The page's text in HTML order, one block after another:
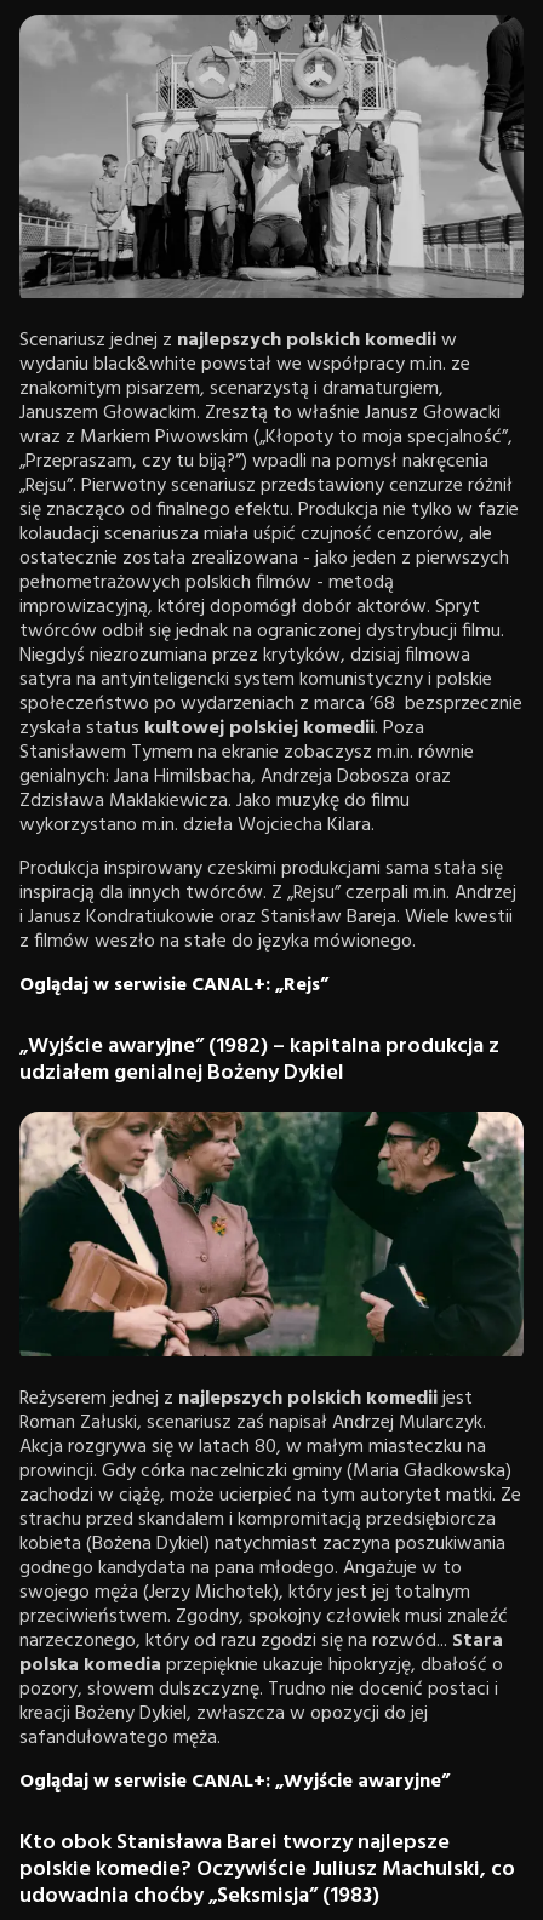
Scenariusz jednej z najlepszych polskich komediiw
wydaniu black&white powstał we współpracy m.in. ze
znakomitym pisarzem, scenarzystą i dramaturgiem,
Januszem Głowackim. Zresztą to właśnie Janusz Głowacki
wraz z Markiem Piwowskim („Kłopoty to moja specjalność”,
„Przepraszam, czy tu biją?”) wpadli na pomysł nakręcenia
„Rejsu”. Pierwotny scenariusz przedstawiony cenzurze różnił
się znacząco od finalnego efektu. Produkcja nie tylko w fazie
kolaudacji scenariusza miała uśpić czujność cenzorów, ale
ostatecznie została zrealizowana - jako jeden z pierwszych
pełnometrażowych polskich filmów - metodą
improwizacyjną, której dopomógł dobór aktorów. Spryt
twórców odbił się jednak na ograniczonej dystrybucji filmu.
Niegdyś niezrozumiana przez krytyków, dzisiaj filmowa
satyra na antyinteligencki system komunistyczny i polskie
społeczeństwo po wydarzeniach z marca ’68 bezsprzecznie
zyskała status kultowej polskiej komedii. Poza
Stanisławem Tymem na ekranie zobaczysz m.in. równie
genialnych: Jana Himilsbacha, Andrzeja Dobosza oraz
Zdzisława Maklakiewicza. Jako muzykę do filmu
wykorzystano m.in. dzieła Wojciecha Kilara.
Produkcja inspirowany czeskimi produkcjami sama stała się
inspiracją dla innych twórców. Z „Rejsu” czerpali m.in. Andrzej
i Janusz Kondratiukowie oraz Stanisław Bareja. Wiele kwestii
z filmów weszło na stałe do języka mówionego.
Oglądaj w serwisie CANAL+: „Rejs”
„Wyjście awaryjne” (1982) – kapitalna produkcja z
udziałem genialnej Bożeny Dykiel
Reżyserem jednej z najlepszych polskich komediijest
Roman Załuski, scenariusz zaś napisał Andrzej Mularczyk.
Akcja rozgrywa się w latach 80, w małym miasteczku na
prowincji. Gdy córka naczelniczki gminy (Maria Gładkowska)
zachodzi w ciążę, może ucierpieć na tym autorytet matki. Ze
strachu przed skandalem i kompromitacją przedsiębiorcza
kobieta (Bożena Dykiel) natychmiast zaczyna poszukiwania
godnego kandydata na pana młodego. Angażuje w to
swojego męża (Jerzy Michotek), który jest jej totalnym
przeciwieństwem. Zgodny, spokojny człowiek musi znaleźć
narzeczonego, który od razu zgodzi się na rozwód... Stara
polska komediaprzepięknie ukazuje hipokryzję, dbałość o
pozory, słowem dulszczyznę. Trudno nie docenić postaci i
kreacji Bożeny Dykiel, zwłaszcza w opozycji do jej
safandułowatego męża.
Oglądaj w serwisie CANAL+: „Wyjście awaryjne”
Kto obok Stanisława Barei tworzy najlepsze
polskie komedie? Oczywiście Juliusz Machulski, co
udowadnia choćby „Seksmisja” (1983)